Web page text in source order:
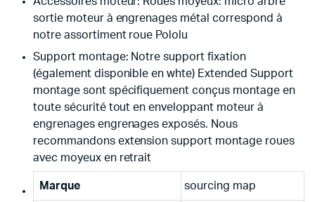
sortie moteur à engrenages métal correspond à
notre assortiment roue Pololu
Support montage: Notre support fixation
(également disponible en whte) Extended Support
montage sont spécifiquement conçus montage en
toute sécurité tout en enveloppant moteur à
engrenages engrenages exposés. Nous
recommandons extension support montage roues
avec moyeux en retrait
Marque ‎sourcing map